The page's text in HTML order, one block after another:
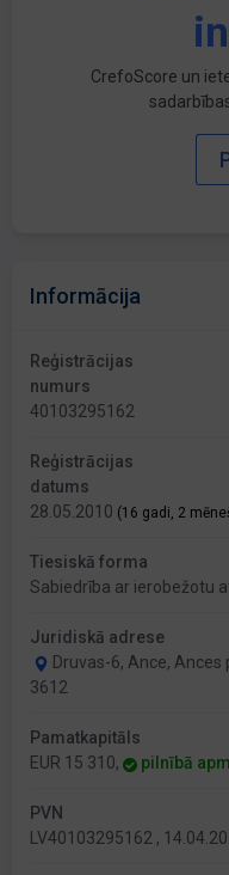
CrefoScore un
Informācija
Reģistrācijas
numurs
40103295162
Reģistrācijas
datums
28.05.2010 (16 gadi, 2
Tiesiskā forma
Sabiedrība ar ierobežotu
Juridiskā adrese
Druvas-6, Ance, Ances
3612
Pamatkapitāls
EUR 15 310,
pilnībā
PVN
LV40103295162 ,